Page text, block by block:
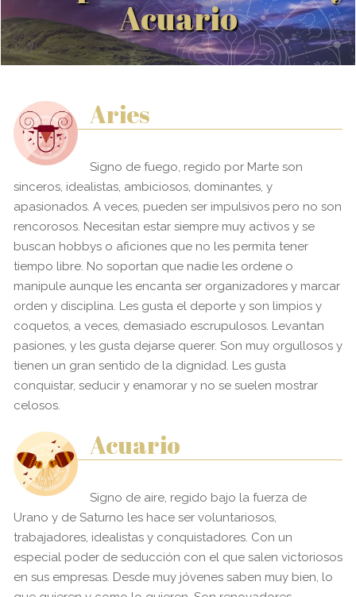
Acuario
Aries
Signo de fuego, regido por Marte son
sinceros, idealistas, ambiciosos, dominantes, y
apasionados. A veces, pueden ser impulsivos pero no son
rencorosos. Necesitan estar siempre muy activos y se
buscan hobbys o aficiones que no les permita tener
tiempo libre. No soportan que nadie les ordene o
manipule aunque les encanta ser organizadores y marcar
orden y disciplina. Les gusta el deporte y son limpios y
coquetos, a veces, demasiado escrupulosos. Levantan
pasiones, y les gusta dejarse querer. Son muy orgullosos y
tienen un gran sentido de la dignidad. Les gusta
conquistar, seducir y enamorar y no se suelen mostrar
celosos.
Acuario
Signo de aire, regido bajo la fuerza de
Urano y de Saturno les hace ser voluntariosos,
trabajadores, idealistas y conquistadores. Con un
especial poder de seducción con el que salen victoriosos
en sus empresas. Desde muy jóvenes saben muy bien, lo